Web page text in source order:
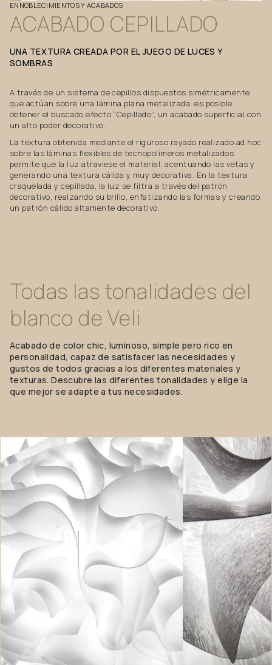
ENNOBLECIMIENTOSY ACABADOS
ACABADO CEPILLADO
UNA TEXTURA CREADA POR EL JUEGO DE LUCES Y
SOMBRAS
A través de un sistema de cepillos dispuestos simétricamente
que actúan sobre una lámina plana metalizada, es posible
obtener el buscado efecto “Cepillado”, un acabado superficial con
un alto poder decorativo.
La textura obtenida mediante el riguroso rayado realizado ad hoc
sobre las láminas flexibles de tecnopolímeros metalizados
permite que la luz atraviese el material, acentuando las vetas y
generando una textura cálida y muy decorativa. En la textura
craquelada y cepillada, la luz se filtra a través del patrón
decorativo, realzando su brillo, enfatizando las formas y creando
un patrón cálido altamente decorativo.
Todas las tonalidades del
blanco de Veli
Acabado de color chic, luminoso, simple pero rico en
personalidad, capaz de satisfacer las necesidades y
gustos de todos gracias a los diferentes materiales y
texturas. Descubre las diferentes tonalidades y elige la
que mejor se adapte a tus necesidades.